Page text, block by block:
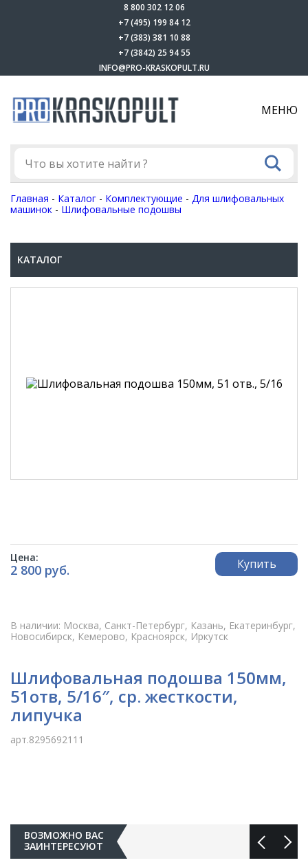
8 800 302 12 06
+7 (495) 199 84 12
+7 (383) 381 10 88
+7 (3842) 25 94 55
INFO@PRO-KRASKOPULT.RU
МЕНЮ
Главная - Каталог - Комплектующие - Для шлифовальных
машинок - Шлифовальные подошвы
КАТАЛОГ
Цена:
2 800 руб. Купить
В наличии: Москва, Санкт-Петербург, Казань, Екатеринбург,
Новосибирск, Кемерово, Красноярск, Иркутск
Шлифовальная подошва 150мм,
51отв, 5/16″, ср. жесткости,
липучка
арт.8295692111
ВОЗМОЖНО ВАС
ЗАИНТЕРЕСУЮТ